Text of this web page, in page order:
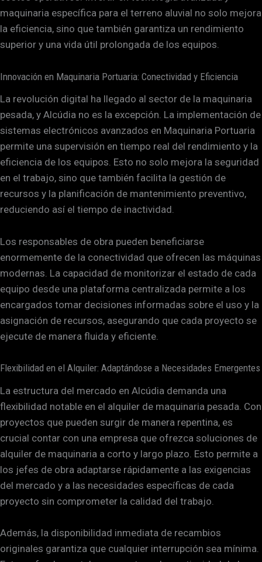
maquinaria específica para el terreno aluvial no solo mejora
la eficiencia, sino que también garantiza un rendimiento
superior y una vida útil prolongada de los equipos.
Innovación en Maquinaria Portuaria: Conectividad y Eficiencia
La revolución digital ha llegado al sector de la maquinaria
pesada, y Alcúdia no es la excepción. La implementación de
sistemas electrónicos avanzados en Maquinaria Portuaria
permite una supervisión en tiempo real del rendimiento y la
eficiencia de los equipos. Esto no solo mejora la seguridad
en el trabajo, sino que también facilita la gestión de
recursos y la planificación de mantenimiento preventivo,
reduciendo así el tiempo de inactividad.
Los responsables de obra pueden beneficiarse
enormemente de la conectividad que ofrecen las máquinas
modernas. La capacidad de monitorizar el estado de cada
equipo desde una plataforma centralizada permite a los
encargados tomar decisiones informadas sobre el uso y la
asignación de recursos, asegurando que cada proyecto se
ejecute de manera fluida y eficiente.
Flexibilidad en el Alquiler: Adaptándose a Necesidades Emergentes
La estructura del mercado en Alcúdia demanda una
flexibilidad notable en el alquiler de maquinaria pesada. Con
proyectos que pueden surgir de manera repentina, es
crucial contar con una empresa que ofrezca soluciones de
alquiler de maquinaria a corto y largo plazo. Esto permite a
los jefes de obra adaptarse rápidamente a las exigencias
del mercado y a las necesidades específicas de cada
proyecto sin comprometer la calidad del trabajo.
Además, la disponibilidad inmediata de recambios
originales garantiza que cualquier interrupción sea mínima.